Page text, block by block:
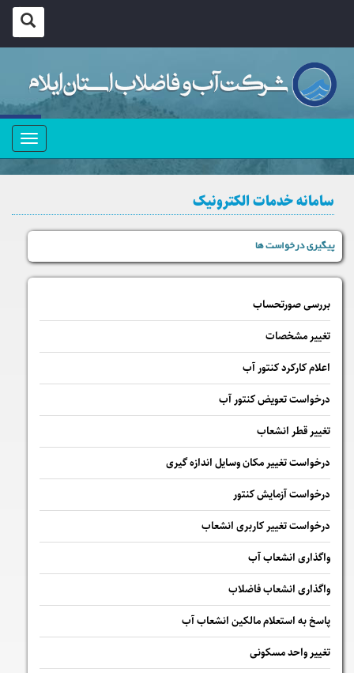
منو
سامانه خدمات الکترونیک
پیگیری درخواست ها
بررسی صورتحساب
تغییر مشخصات
اعلام کارکرد کنتور آب
درخواست تعویض کنتور آب
تغییر قطر انشعاب
درخواست تغییر مکان وسایل اندازه گیری
درخواست آزمایش کنتور
درخواست تغییر کاربری انشعاب
واگذاری انشعاب آب
واگذاری انشعاب فاضلاب
پاسخ به استعلام مالكين انشعاب آب
تغییر واحد مسکونی